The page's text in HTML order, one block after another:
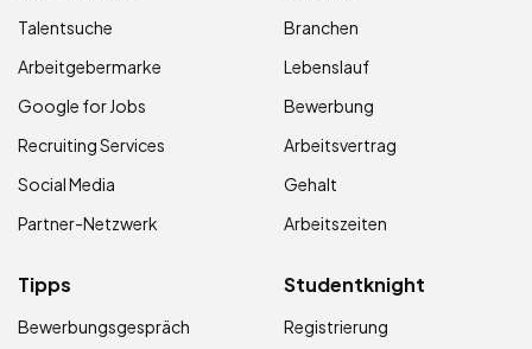
Talentsuche
Arbeitgebermarke
Google for Jobs
Recruiting Services
Social Media
Partner-Netzwerk
Branchen
Lebenslauf
Bewerbung
Arbeitsvertrag
Gehalt
Arbeitszeiten
Tipps
Bewerbungsgespräch
Studentknight
Registrierung